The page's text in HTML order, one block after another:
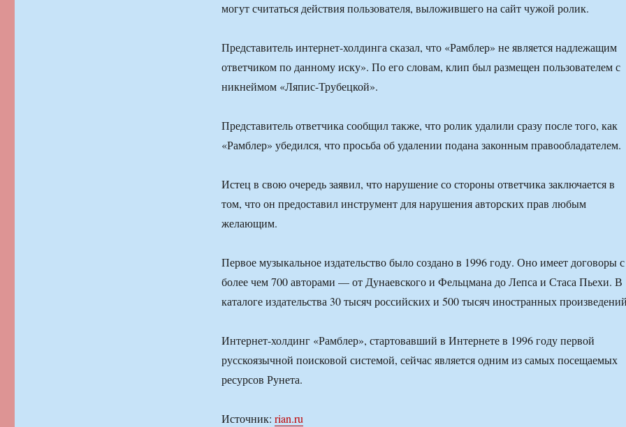
могут считаться действия пользователя, выложившего на сайт чужой ролик.
Представитель интернет-холдинга сказал, что «Рамблер» не является надлежащим
ответчиком по данному иску». По его словам, клип был размещен пользователем с
никнеймом «Ляпис-Трубецкой».
Представитель ответчика сообщил также, что ролик удалили сразу после того, как
«Рамблер» убедился, что просьба об удалении подана законным правообладателем.
Истец в свою очередь заявил, что нарушение со стороны ответчика заключается в
том, что он предоставил инструмент для нарушения авторских прав любым
желающим.
Первое музыкальное издательство было создано в 1996 году. Оно имеет договоры с
более чем 700 авторами — от Дунаевского и Фельцмана до Лепса и Стаса Пьехи. В
каталоге издательства 30 тысяч российских и 500 тысяч иностранных
Интернет-холдинг «Рамблер», стартовавший в Интернете в 1996 году первой
русскоязычной поисковой системой, сейчас является одним из самых посещаемых
ресурсов Рунета.
Источник: rian.ru